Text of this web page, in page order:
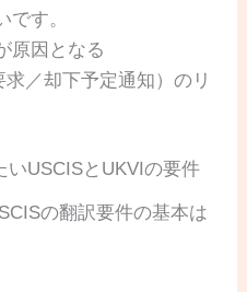
す。
原因となる
／却下予定通知）のリ
いUSCISとUKVIの要件
の翻訳要件の基本は